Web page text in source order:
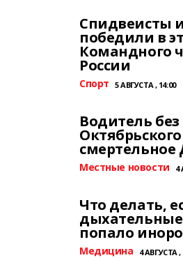
Спидвеисты
победили в
Командного
России
Спорт 5 АВГУСТА , 14:00
Водитель
Местные новости 4
Что делать,
дыхательные
попало
Медицина 4 АВГУСТА ,